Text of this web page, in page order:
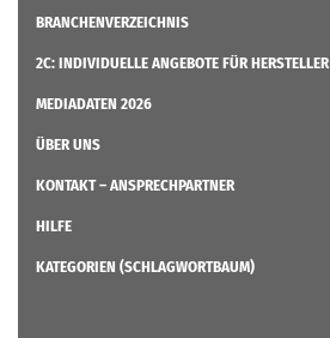
BRANCHENVERZEICHNIS
2C: INDIVIDUELLE ANGEBOTE FÜR HERSTELLER
MEDIADATEN 2026
ÜBER UNS
KONTAKT – ANSPRECHPARTNER
HILFE
KATEGORIEN (SCHLAGWORTBAUM)